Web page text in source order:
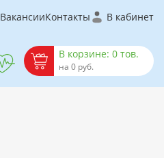
ВакансииКонтакты В кабинет
В корзине: 0 тов.
на 0 руб.